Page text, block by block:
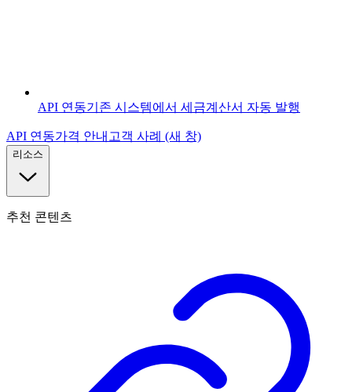
API 연동기존 시스템에서 세금계산서 자동 발행
API 연동가격 안내 고객 사례 (새 창)
리소스
추천 콘텐츠